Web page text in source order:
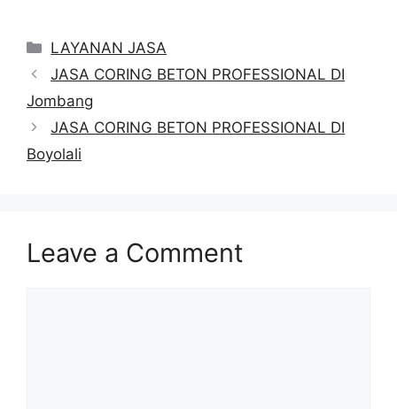
Categories
LAYANAN JASA
JASA CORING BETON PROFESSIONAL DI
Jombang
JASA CORING BETON PROFESSIONAL DI
Boyolali
Leave a Comment